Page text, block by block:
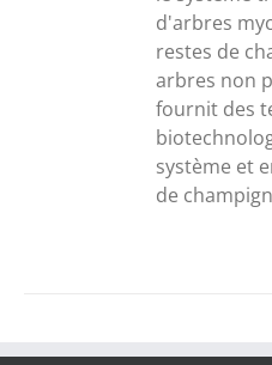
d'arbres
restes de
arbres non
fournit des
système et
de